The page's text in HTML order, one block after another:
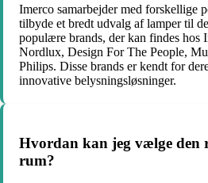
Imerco samarbejder med forskellige
tilbyde et bredt udvalg af lamper til
populære brands, der kan findes hos
Nordlux, Design For The People,
Philips. Disse brands er kendt for
innovative belysningsløsninger.
Hvordan kan jeg vælge den
rum?